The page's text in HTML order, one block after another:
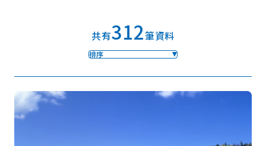
Insta
gram
YouT
ube
Insta
gram
影片
使用條款
隱私權政策摘要
Cookie 政策
關於我們
共有312筆資料
排序